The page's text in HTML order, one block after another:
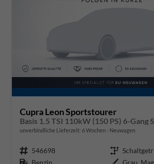
Cupra Leon Sportstourer
unverbindliche Lieferzeit: 6 Wochen Neuwagen
Fahrzeugnr. 546698 Getriebe
Kraftstoff Benzin Außenfarbe